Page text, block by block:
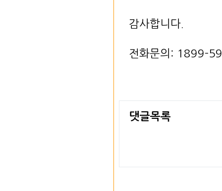
감사합니다.
전화문의: 1899-
댓글목록